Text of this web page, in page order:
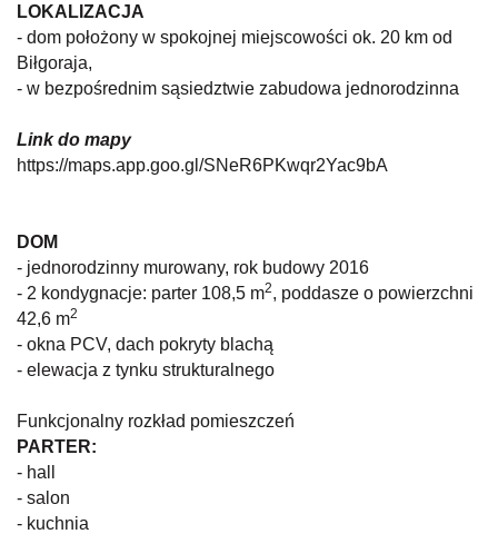
LOKALIZACJA
- dom położony w spokojnej miejscowości ok. 20 km od
Biłgoraja,
- w bezpośrednim sąsiedztwie zabudowa jednorodzinna
Link do mapy
https://maps.app.goo.gl/SNeR6PKwqr2Yac9bA
DOM
- jednorodzinny murowany, rok budowy 2016
- 2 kondygnacje: parter 108,5 m2, poddasze o powierzchni
42,6 m2
- okna PCV, dach pokryty blachą
- elewacja z tynku strukturalnego
Funkcjonalny rozkład pomieszczeń
PARTER:
- hall
- salon
- kuchnia